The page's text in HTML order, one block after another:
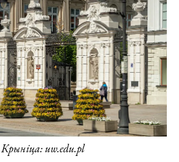
Крыніца: uw.edu.pl